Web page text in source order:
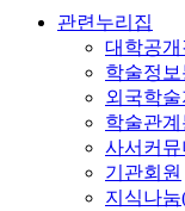
관련누리집
대학공
학술정
외국학
학술관
사서커뮤
기관회원
지식나